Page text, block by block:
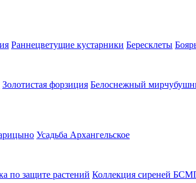
Раннецветущие кустарники Бересклеты
Золотистая форзиция Белоснежный
Усадьба Архангельское
по защите растений Коллекция сиреней